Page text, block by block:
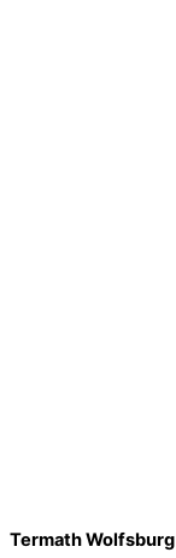
Termath Wolfsburg